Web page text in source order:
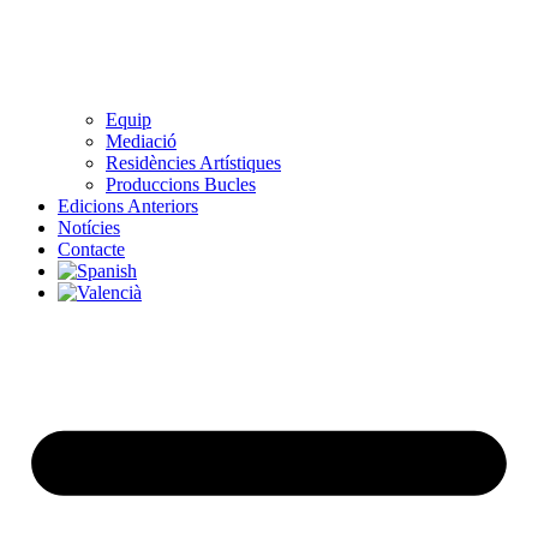
Equip
Mediació
Residències Artístiques
Produccions Bucles
Edicions Anteriors
Notícies
Contacte